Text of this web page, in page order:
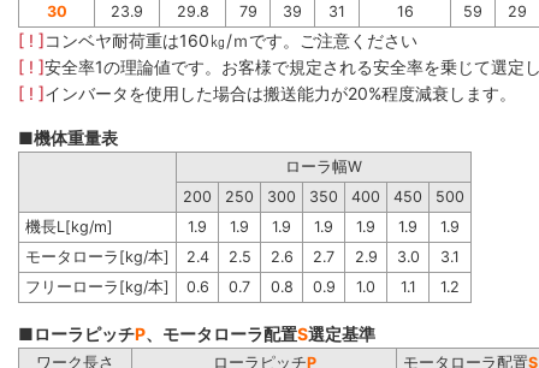
30
23.9 29.8 79 39 31 16 59 29
[ ! ]コンベヤ耐荷重は160㎏/ｍです。ご注意ください
[ ! ]安全率1の理論値です。お客様で規定される安全率を乗じて選定
[ ! ]インバータを使用した場合は搬送能力が20%程度減衰します。
■機体重量表
ローラ幅W
200
250 300 350 400 450
500
機長L[kg/m]
1.9 1.9 1.9 1.9 1.9 1.9
1.9
モータローラ[kg/本]
2.4 2.5 2.6 2.7 2.9 3.0
3.1
フリーローラ[kg/本]
0.6 0.7 0.8 0.9 1.0 1.1 1.2
■ローラピッチP、モータローラ配置S選定基準
ワーク長さ ローラピッチP モータローラ配置S